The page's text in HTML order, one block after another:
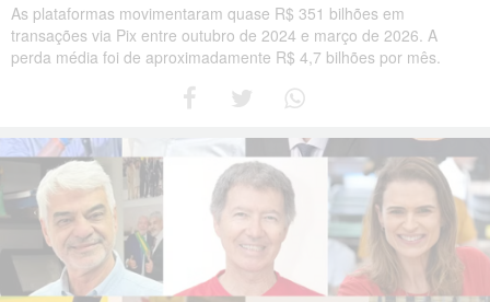
As plataformas movimentaram quase R$ 351 bilhões em
transações via Pix entre outubro de 2024 e março de 2026. A
perda média foi de aproximadamente R$ 4,7 bilhões por mês.